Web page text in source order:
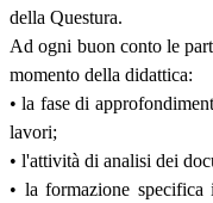
della Questura.
Ad ogni buon conto le
momento della didattica:
• la fase di
lavori;
• l'attività di analisi dei
• la formazione